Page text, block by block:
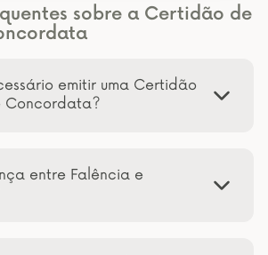
sobre a Certidão de
emitir uma Certidão
Concordata?
entre Falência e